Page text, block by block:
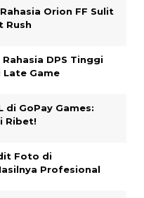
Orion FF Sulit
Rush
DPS Tinggi
Late Game
di GoPay Games:
Ribet!
Foto di
Profesional